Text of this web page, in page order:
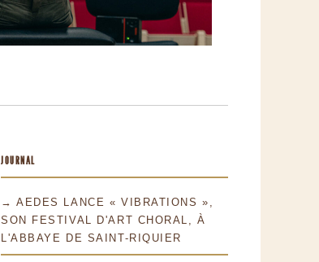
JOURNAL
→ AEDES LANCE « VIBRATIONS »,
SON FESTIVAL D'ART CHORAL, À
L'ABBAYE DE SAINT-RIQUIER